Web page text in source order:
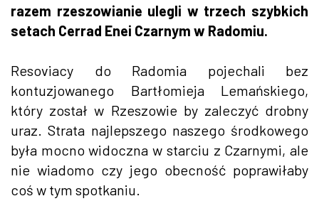
razem rzeszowianie ulegli w trzech szybkich
setach Cerrad Enei Czarnym w Radomiu.
Resoviacy do Radomia pojechali bez
kontuzjowanego Bartłomieja Lemańskiego,
który został w Rzeszowie by zaleczyć drobny
uraz. Strata najlepszego naszego środkowego
była mocno widoczna w starciu z Czarnymi, ale
nie wiadomo czy jego obecność poprawiłaby
coś w tym spotkaniu.